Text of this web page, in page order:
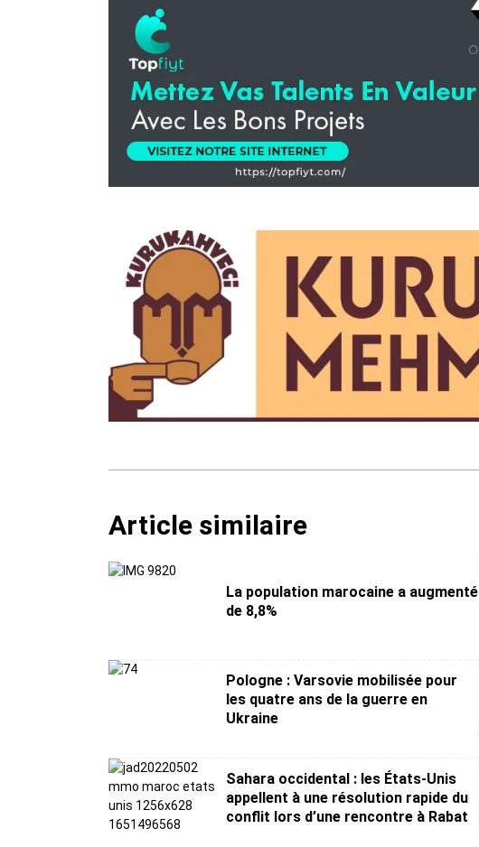
Article similaire
La population marocaine a augmenté
de 8,8%
Pologne : Varsovie mobilisée pour
les quatre ans de la guerre en
Ukraine
Sahara occidental : les États-Unis
appellent à une résolution rapide du
conflit lors d’une rencontre à Rabat